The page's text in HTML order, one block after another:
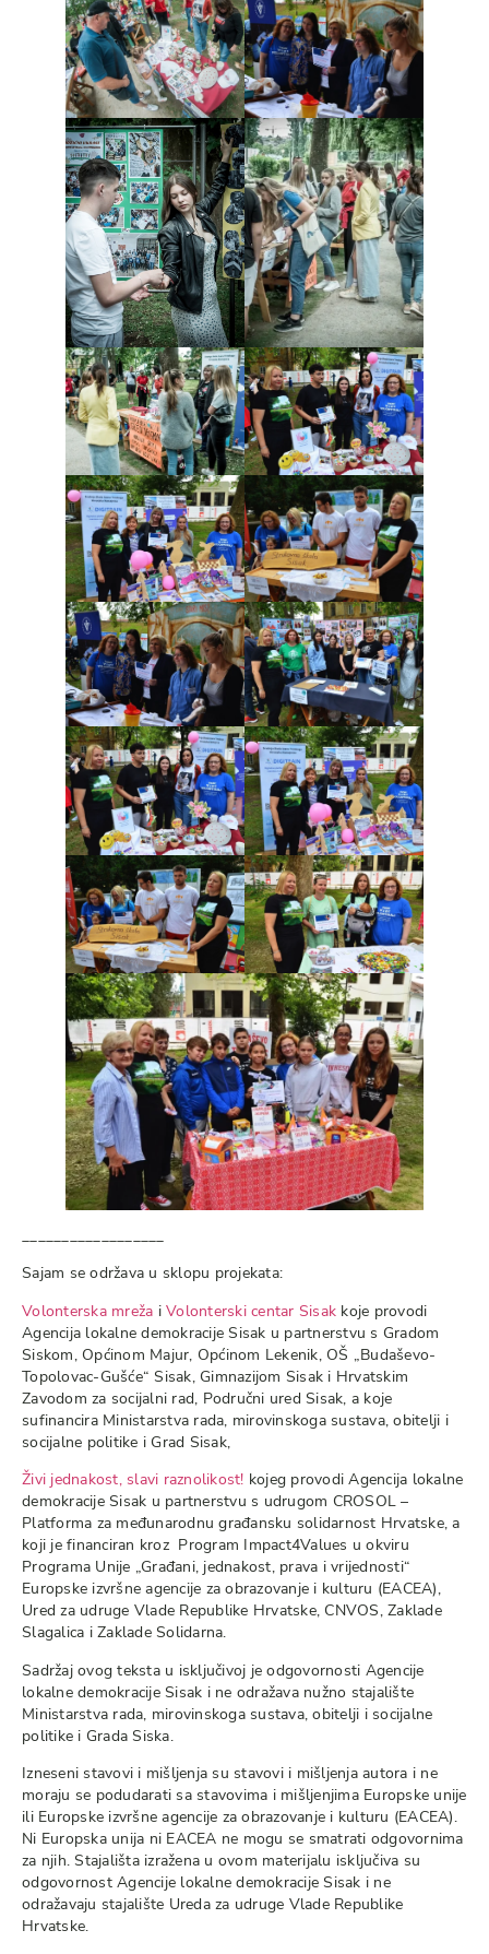
__________________
Sajam se održava u sklopu projekata:
Volonterska mreža i Volonterski centar Sisak koje provodi
Agencija lokalne demokracije Sisak u partnerstvu s Gradom
Siskom, Općinom Majur, Općinom Lekenik, OŠ „Budaševo-
Topolovac-Gušće“ Sisak, Gimnazijom Sisak i Hrvatskim
Zavodom za socijalni rad, Područni ured Sisak, a koje
sufinancira Ministarstva rada, mirovinskoga sustava, obitelji i
socijalne politike i Grad Sisak,
Živi jednakost, slavi raznolikost! kojeg provodi Agencija lokalne
demokracije Sisak u partnerstvu s udrugom CROSOL –
Platforma za međunarodnu građansku solidarnost Hrvatske, a
koji je financiran kroz Program Impact4Values u okviru
Programa Unije „Građani, jednakost, prava i vrijednosti“
Europske izvršne agencije za obrazovanje i kulturu (EACEA),
Ured za udruge Vlade Republike Hrvatske, CNVOS, Zaklade
Slagalica i Zaklade Solidarna.
Sadržaj ovog teksta u isključivoj je odgovornosti Agencije
lokalne demokracije Sisak i ne odražava nužno stajalište
Ministarstva rada, mirovinskoga sustava, obitelji i socijalne
politike i Grada Siska.
Izneseni stavovi i mišljenja su stavovi i mišljenja autora i ne
moraju se podudarati sa stavovima i mišljenjima Europske unije
ili Europske izvršne agencije za obrazovanje i kulturu (EACEA).
Ni Europska unija ni EACEA ne mogu se smatrati odgovornima
za njih. Stajališta izražena u ovom materijalu isključiva su
odgovornost Agencije lokalne demokracije Sisak i ne
odražavaju stajalište Ureda za udruge Vlade Republike
Hrvatske.